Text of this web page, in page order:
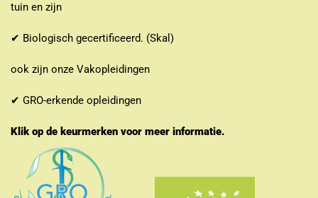
tuin en zijn
✔ Biologisch gecertificeerd. (Skal)
ook zijn onze Vakopleidingen
✔ GRO-erkende opleidingen
Klik op de keurmerken voor meer informatie.